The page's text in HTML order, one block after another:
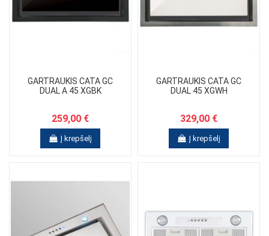
GARTRAUKIS CATA GC
DUAL A 45 XGBK
259,00 €
Į krepšelį
GARTRAUKIS CATA GC
DUAL 45 XGWH
329,00 €
Į krepšelį